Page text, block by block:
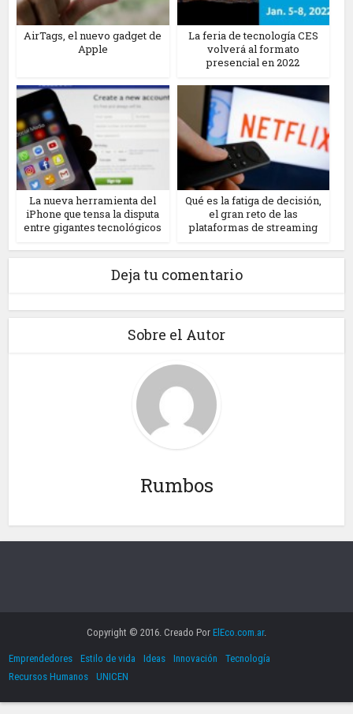
AirTags, el nuevo gadget de
Apple
La feria de tecnología CES
volverá al formato
presencial en 2022
La nueva herramienta del
iPhone que tensa la disputa
entre gigantes tecnológicos
Qué es la fatiga de decisión,
el gran reto de las
plataformas de streaming
Deja tu comentario
Sobre el Autor
Rumbos
Copyright © 2016. Creado Por ElEco.com.ar.
Emprendedores Estilo de vida Ideas Innovación
Tecnología
Recursos Humanos
UNICEN